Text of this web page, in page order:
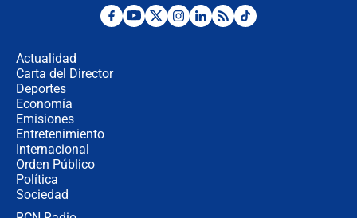
Posesión de Abelardo De La Espriella
Actualidad
Carta del Director
Deportes
Economía
Emisiones
Entretenimiento
Internacional
Orden Público
Política
Sociedad